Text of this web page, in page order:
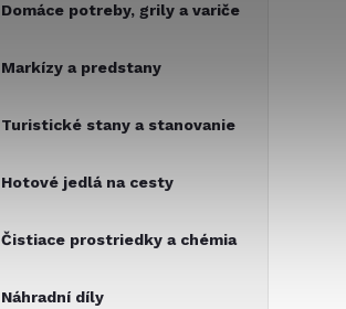
Domáce potreby, grily a variče
Markízy a predstany
Turistické stany a stanovanie
Hotové jedlá na cesty
Čistiace prostriedky a chémia
Náhradní díly